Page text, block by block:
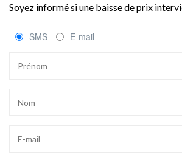
Soyez informé si une baisse de prix
SMS E-mail